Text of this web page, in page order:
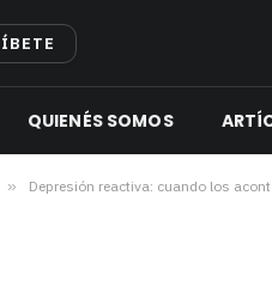
QUIENÉS SOMOS
» Depresión reactiva: cuando los